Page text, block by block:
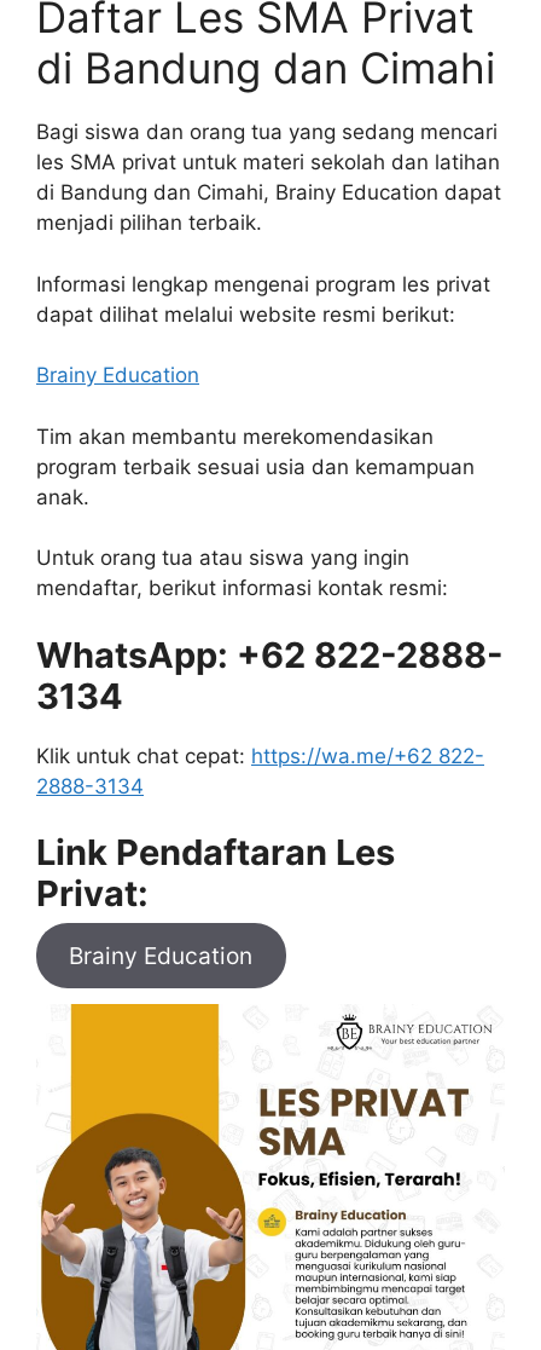
Daftar Les SMA Privat
di Bandung dan Cimahi
Bagi siswa dan orang tua yang sedang mencari
les SMA privat untuk materi sekolah dan latihan
di Bandung dan Cimahi, Brainy Education dapat
menjadi pilihan terbaik.
Informasi lengkap mengenai program les privat
dapat dilihat melalui website resmi berikut:
Brainy Education
Tim akan membantu merekomendasikan
program terbaik sesuai usia dan kemampuan
anak.
Untuk orang tua atau siswa yang ingin
mendaftar, berikut informasi kontak resmi:
WhatsApp: +62 822-2888-
3134
Klik untuk chat cepat: https://wa.me/+62 822-
2888-3134
Link Pendaftaran Les
Privat:
Brainy Education